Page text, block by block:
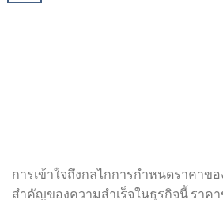
การเข้าใจถึงกลไกการกำหนดราคาขอ
สำคัญของความสำเร็จในธุรกิจนี้ ราค